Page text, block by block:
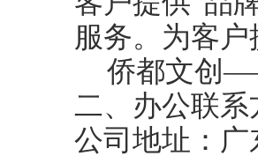
服务。为客
侨都文创
二、办公联系
公司地址：